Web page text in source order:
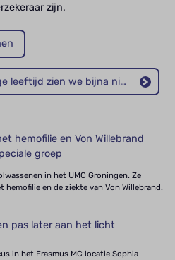
zijn.
Gewrichtsschade op jonge leeftijd zien we bijna niet meer
hemofilie en Von Willebrand
groep
in het UMC Groningen. Ze
en de ziekte van Von Willebrand.
pas later aan het licht
in het Erasmus MC locatie Sophia